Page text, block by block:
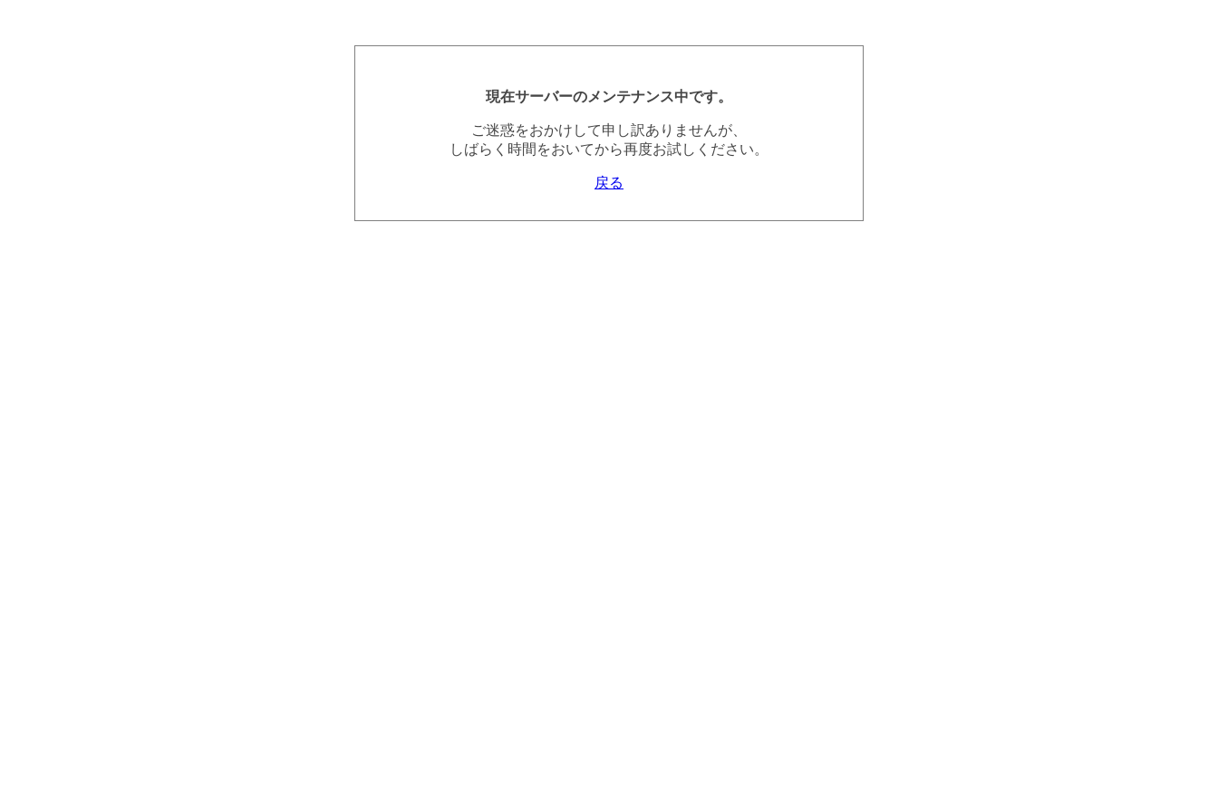
現在サーバーのメンテナンス中です。
ご迷惑をおかけして申し訳ありませんが、
しばらく時間をおいてから再度お試しください。
戻る